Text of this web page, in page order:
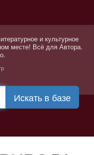
и культурное
месте! Всё для Автора.
Искать в базе